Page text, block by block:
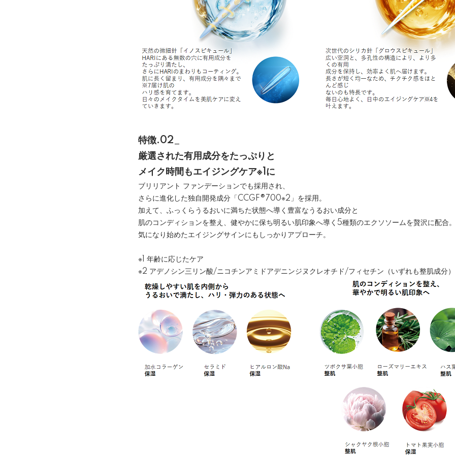
特徴.02_
厳選された有用成分をたっぷりと
メイク時間もエイジングケア※1に
ブリリアント ファンデーションでも採用され、
さらに進化した独自開発成分「CCGF®700※2」を採用。
加えて、ふっくらうるおいに満ちた状態へ導く豊富なうるおい成分と
肌のコンディションを整え、健やかに保ち明るい肌印象へ導く5種類のエクソソームを贅沢に配合
気になり始めたエイジングサインにもしっかりアプローチ。
※1 年齢に応じたケア
※2 アデノシン三リン酸/ニコチンアミドアデニンジヌクレオチド/フィセチン（いずれも整肌成分）